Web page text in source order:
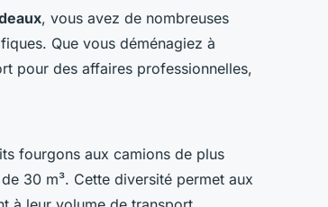
, vous avez de nombreuses
Que vous déménagiez à
pour des affaires professionnelles,
fourgons aux camions de plus
30 m³. Cette diversité permet aux